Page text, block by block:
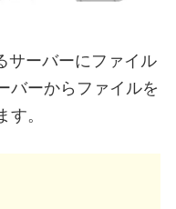
サーバーにファイル
バーからファイルを
。